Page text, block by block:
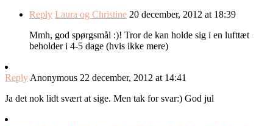
Reply Laura og Christine 20 december, 2012 at 18:39
Mmh, god spørgsmål :)! Tror de kan holde sig i en lufttæt
beholder i 4-5 dage (hvis ikke mere)
Reply Anonymous 22 december, 2012 at 14:41
Ja det nok lidt svært at sige. Men tak for svar:) God jul